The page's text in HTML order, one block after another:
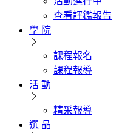
查看評鑑報告
學 院
課程報名
課程報導
活 動
精采報導
選 品